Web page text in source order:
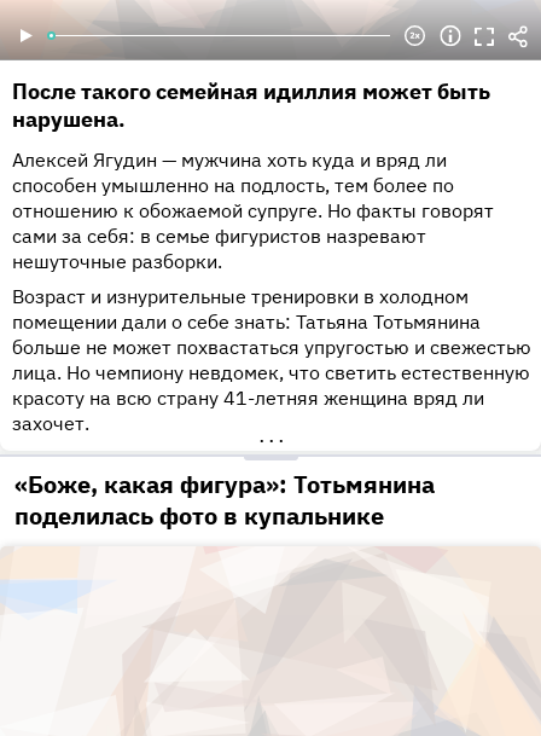
После такого семейная идиллия может быть
нарушена.
Алексей Ягудин — мужчина хоть куда и вряд ли
способен умышленно на подлость, тем более по
отношению к обожаемой супруге. Но факты говорят
сами за себя: в семье фигуристов назревают
нешуточные разборки.
Возраст и изнурительные тренировки в холодном
помещении дали о себе знать: Татьяна Тотьмянина
больше не может похвастаться упругостью и свежестью
лица. Но чемпиону невдомек, что светить естественную
красоту на всю страну 41-летняя женщина вряд ли
захочет.
•••
«Боже, какая фигура»: Тотьмянина
поделилась фото в купальнике